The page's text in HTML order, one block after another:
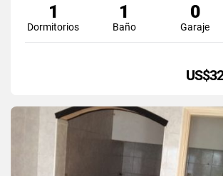
1
Dormitorios
1
Baño
0
Garaje